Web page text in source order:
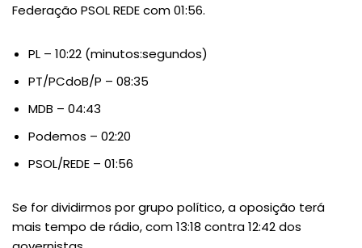
Federação PSOL REDE com 01:56.
PL – 10:22 (minutos:segundos)
PT/PCdoB/P – 08:35
MDB – 04:43
Podemos – 02:20
PSOL/REDE – 01:56
Se for dividirmos por grupo político, a oposição terá
mais tempo de rádio, com 13:18 contra 12:42 dos